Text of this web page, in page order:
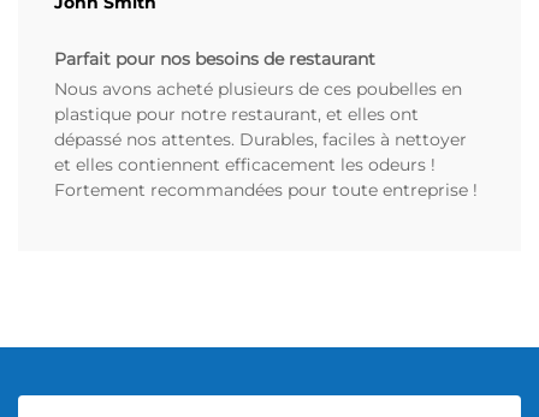
Parfait pour nos besoins de restaurant
Nous avons acheté plusieurs de ces poubelles en
plastique pour notre restaurant, et elles ont
dépassé nos attentes. Durables, faciles à nettoyer
et elles contiennent efficacement les odeurs !
Fortement recommandées pour toute entreprise !